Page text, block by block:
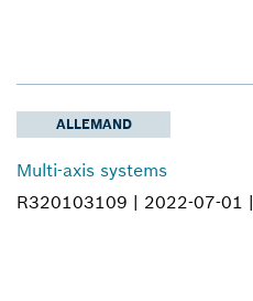
ALLEMAND
Multi-axis systems
R320103109 | 2022-07-01 |